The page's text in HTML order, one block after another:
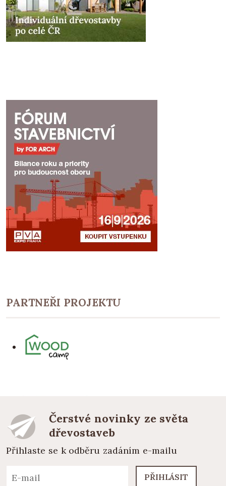
PARTNEŘI PROJEKTU
Čerstvé novinky ze světa
dřevostaveb
Přihlaste se k odběru zadáním e-mailu
PŘIHLÁSIT